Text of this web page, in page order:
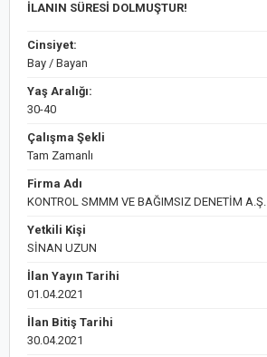
İLANIN SÜRESİ DOLMUŞTUR!
Cinsiyet:
Bay / Bayan
Yaş Aralığı:
30-40
Çalışma Şekli
Tam Zamanlı
Firma Adı
KONTROL SMMM VE BAĞIMSIZ DENETİM A.Ş.
Yetkili Kişi
SİNAN UZUN
İlan Yayın Tarihi
01.04.2021
İlan Bitiş Tarihi
30.04.2021